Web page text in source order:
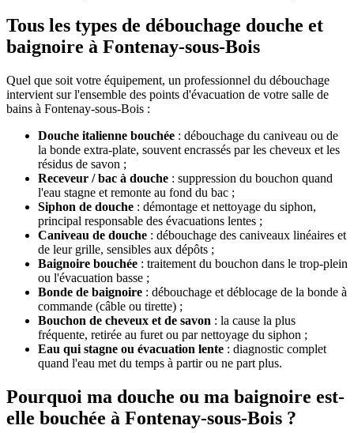
Tous les types de débouchage douche et
baignoire à Fontenay-sous-Bois
Quel que soit votre équipement, un professionnel du débouchage
intervient sur l'ensemble des points d'évacuation de votre salle de
bains à Fontenay-sous-Bois :
Douche italienne bouchée : débouchage du caniveau ou de
la bonde extra-plate, souvent encrassés par les cheveux et les
résidus de savon ;
Receveur / bac à douche : suppression du bouchon quand
l'eau stagne et remonte au fond du bac ;
Siphon de douche : démontage et nettoyage du siphon,
principal responsable des évacuations lentes ;
Caniveau de douche : débouchage des caniveaux linéaires et
de leur grille, sensibles aux dépôts ;
Baignoire bouchée : traitement du bouchon dans le trop-plein
ou l'évacuation basse ;
Bonde de baignoire : débouchage et déblocage de la bonde à
commande (câble ou tirette) ;
Bouchon de cheveux et de savon : la cause la plus
fréquente, retirée au furet ou par nettoyage du siphon ;
Eau qui stagne ou évacuation lente : diagnostic complet
quand l'eau met du temps à partir ou ne part plus.
Pourquoi ma douche ou ma baignoire est-
elle bouchée à Fontenay-sous-Bois ?